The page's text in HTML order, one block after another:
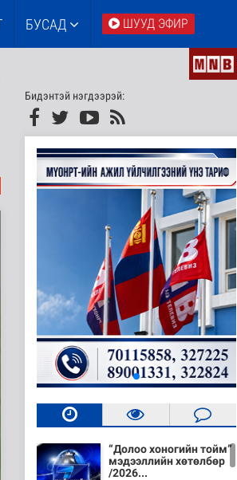
БУСАД ШУУД ЭФИР
Бидэнтэй нэгдээрэй:
“Долоо хоногийн тойм”
мэдээллийн хөтөлбөр
/2026...